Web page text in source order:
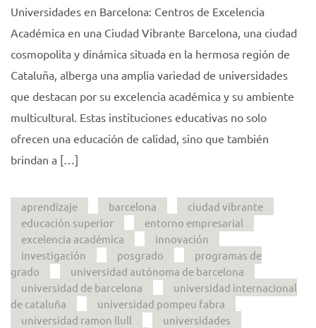
Universidades en Barcelona: Centros de Excelencia
Académica en una Ciudad Vibrante Barcelona, una ciudad
cosmopolita y dinámica situada en la hermosa región de
Cataluña, alberga una amplia variedad de universidades
que destacan por su excelencia académica y su ambiente
multicultural. Estas instituciones educativas no solo
ofrecen una educación de calidad, sino que también
brindan a […]
aprendizaje barcelona
ciudad vibrante
educación superior
entorno empresarial
excelencia académica
innovación
investigación
posgrado
programas de
grado
universidad autónoma de barcelona
universidad de barcelona
universidad internacional
de cataluña
universidad pompeu fabra
universidad ramon llull
universidades